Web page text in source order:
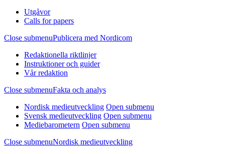
Utgåvor
Calls for papers
Close submenuPublicera med Nordicom
Redaktionella riktlinjer
Instruktioner och guider
Vår redaktion
Close submenuFakta och analys
Nordisk medieutveckling Open submenu
Svensk medieutveckling Open submenu
Mediebarometern Open submenu
Close submenuNordisk medieutveckling